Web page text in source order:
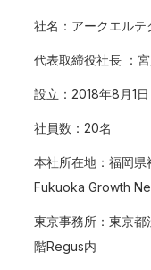
社名：アークエル
代表取締役社長 ：
設立：2018年8月1日
社員数：20名
本社所在地：福岡県
Fukuoka Growth
東京事務所：東京
階Regus内